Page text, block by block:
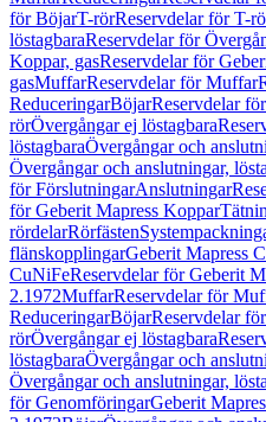
för BöjarT-rörReservdelar för T-
löstagbaraReservdelar för
Koppar, gasReservdelar för
gasMuffarReservdelar för Muffar
ReduceringarBöjarReservdelar
rörÖvergångar ej löstagbara
löstagbaraÖvergångar och
Övergångar och anslutningar,
för FörslutningarAnslutningar
för Geberit Mapress Koppar
rördelarRörfästen
flänskopplingarGeberit Mapress
CuNiFeReservdelar för Geberit
2.1972MuffarReservdelar för
ReduceringarBöjarReservdelar
rörÖvergångar ej löstagbara
löstagbaraÖvergångar och
Övergångar och anslutningar,
för GenomföringarGeberit